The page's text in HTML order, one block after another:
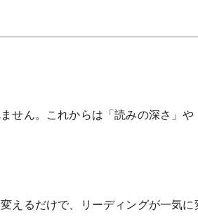
せん。これからは「読みの深さ」
えるだけで、リーディングが一気に